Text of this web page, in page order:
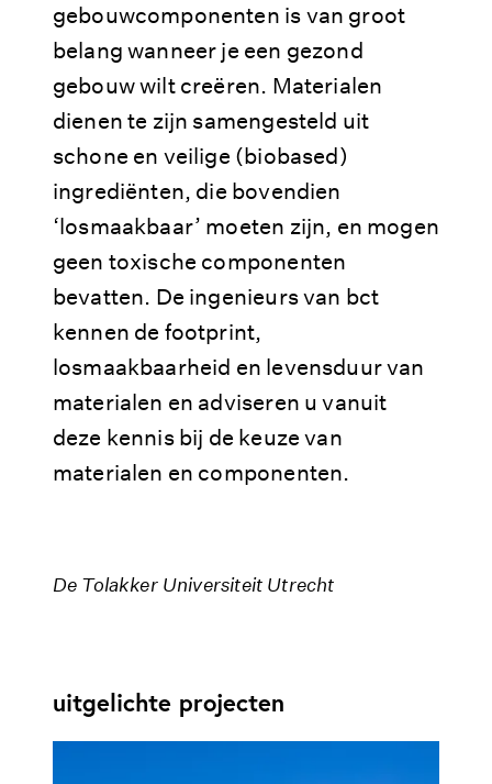
denken. Onze ingenieurs zijn pas tevreden
als ze zaken tot in detail hebben uitgezocht
en uitgewerkt. Of dat nu gaat om een 3D-
ontwerp in BIM of een bouwkostenbegroting.
Alles moet tot in de puntjes kloppen. Die
gedegenheid leidt tot onderbouwde keuzes
voor zelfs de meest complexe situaties. En
dat geeft rust.
gebouwcomponenten is van groot
belang wanneer je een gezond
gebouw wilt creëren. Materialen
dienen te zijn samengesteld uit
schone en veilige (biobased)
ingrediënten, die bovendien
‘losmaakbaar’ moeten zijn, en mogen
geen toxische componenten
bevatten. De ingenieurs van bct
kennen de footprint,
losmaakbaarheid en levensduur van
materialen en adviseren u vanuit
deze kennis bij de keuze van
materialen en componenten.
De Tolakker Universiteit Utrecht
uitgelichte projecten